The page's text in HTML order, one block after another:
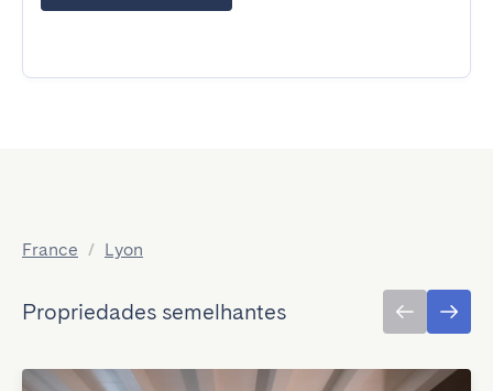
France / Lyon
Propriedades semelhantes